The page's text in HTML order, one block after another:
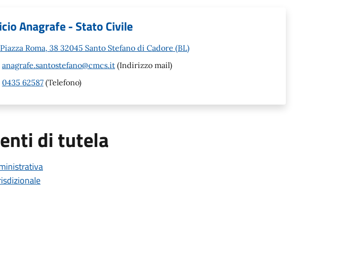
Anagrafe - Stato Civile
Piazza Roma, 38 32045 Santo Stefano di Cadore (BL)
anagrafe.santostefano@cmcs.it (Indirizzo mail)
0435 62587 (Telefono)
di tutela